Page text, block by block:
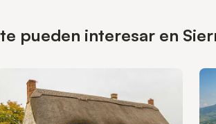
pueden interesar en